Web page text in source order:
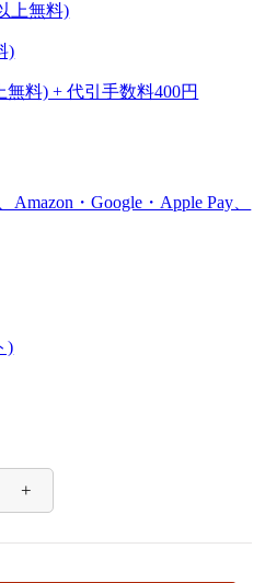
上無料)
)
料) + 代引手数料400円
・Google・Apple Pay、
)
+